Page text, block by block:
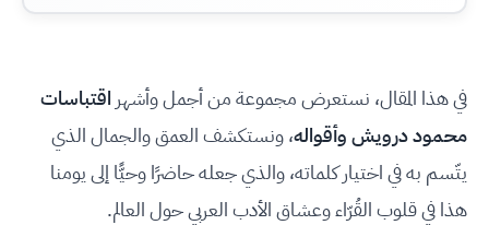
في هذا المقال، نستعرض مجموعة من أجمل وأشهر اقتباسات
محمود درويش وأقواله، ونستكشف العمق والجمال الذي
يتّسم به في اختيار كلماته، والذي جعله حاضرًا وحيًّا إلى يومنا
هذا في قلوب القُرّاء وعشاق الأدب العربي حول العالم.